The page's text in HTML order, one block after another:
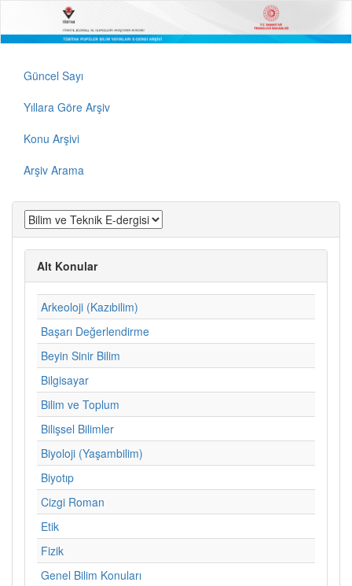
Güncel Sayı
Yıllara Göre Arşiv
Konu Arşivi
Arşiv Arama
Alt Konular
Arkeoloji (Kazıbilim)
Başarı Değerlendirme
Beyin Sinir Bilim
Bilgisayar
Bilim ve Toplum
Bilişsel Bilimler
Biyoloji (Yaşambilim)
Biyotıp
Cizgi Roman
Etik
Fizik
Genel Bilim Konuları